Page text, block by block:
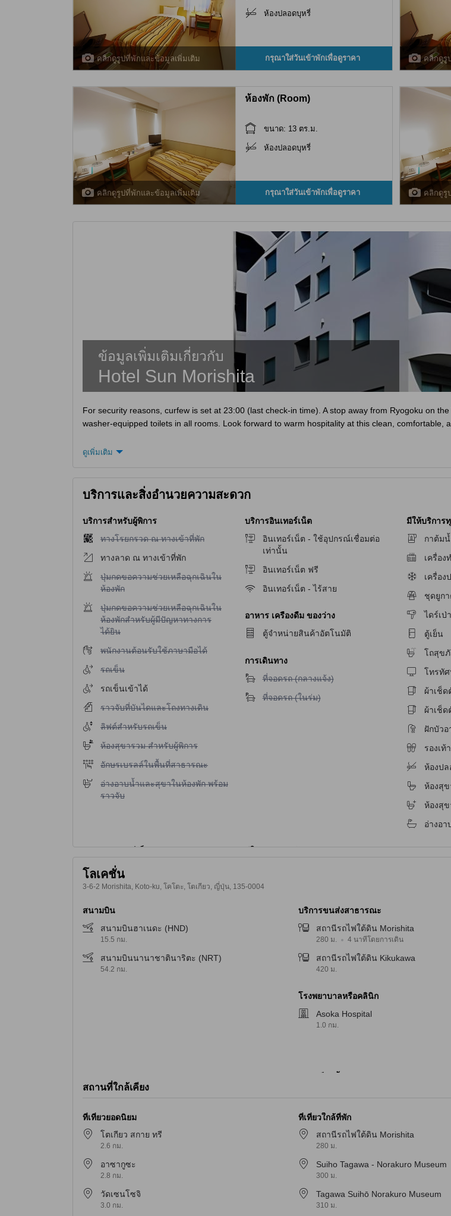
คลิกดูรูปที่พักและข้อมูลเพิ่มเติม
ห้องปลอดบุหรี่
กรุณาใส่วันเข้าพักเพื่อดูราคา คลิกดูรู
คลิกดูรูปที่พักและข้อมูลเพิ่มเติม
ห้องพัก (Room)
ขนาด: 13 ตร.ม.
ห้องปลอดบุหรี่
กรุณาใส่วันเข้าพักเพื่อดูราคา คลิกดูรู
ข้อมูลเพิ่มเติมเกี่ยวกับ
Hotel Sun Morishita
For security reasons, curfew is set at 23:00 (last check-in time). A stop away from Ryogoku on
washer-equipped toilets in all rooms. Look forward to warm hospitality at this clean, comfortable,
ดูเพิ่มเติม
บริการและสิ่งอำนวยความสะดวก
บริการสำหรับผู้พิการ
ไม่มีบริการทางโรยกรวด ณ ทางเข้าที่พัก
ทางโรยกรวด ณ ทางเข้าที่พัก
ทางลาด ณ ทางเข้าที่พัก
ไม่มีบริการปุ่มกดขอความช่วยเหลือฉุกเฉินในห้องพัก
ปุ่มกดขอความช่วยเหลือฉุกเฉินใน
ห้องพัก
ไม่มีบริการปุ่มกดขอความช่วยเหลือฉุกเฉินในห้องพักสำหรับผู้มีปัญหาทางการได้ยิน
ปุ่มกดขอความช่วยเหลือฉุกเฉินใน
ห้องพักสำหรับผู้มีปัญหาทางการ
ได้ยิน
ไม่มีบริการพนักงานต้อนรับใช้ภาษามือได้
พนักงานต้อนรับใช้ภาษามือได้
ไม่มีบริการรถเข็น
รถเข็น
รถเข็นเข้าได้
ไม่มีบริการราวจับที่บันไดและโถงทางเดิน
ราวจับที่บันไดและโถงทางเดิน
ไม่มีบริการลิฟต์สำหรับรถเข็น
ลิฟต์สำหรับรถเข็น
ไม่มีบริการห้องสุขารวม สำหรับผู้พิการ
ห้องสุขารวม สำหรับผู้พิการ
ไม่มีบริการอักษรเบรลล์ในพื้นที่สาธารณะ
อักษรเบรลล์ในพื้นที่สาธารณะ
ไม่มีบริการอ่างอาบน้ำและสุขาในห้องพัก พร้อมราวจับ
อ่างอาบน้ำและสุขาในห้องพัก พร้อม
ราวจับ
บริการอินเทอร์เน็ต
อินเทอร์เน็ต - ใช้อุปกรณ์เชื่อมต่อ
เท่านั้น
อินเทอร์เน็ต ฟรี
อินเทอร์เน็ต - ไร้สาย
อาหาร เครื่องดื่ม ของว่าง
ตู้จำหน่ายสินค้าอัตโนมัติ
การเดินทาง
ไม่มีบริการที่จอดรถ (กลางแจ้ง)
ที่จอดรถ (กลางแจ้ง)
ไม่มีบริการที่จอดรถ (ในร่ม)
ที่จอดรถ (ในร่ม)
มีให้บริการ
กาต้ม
เครื่อง
เครื่อง
ชุดยูก
ไดร์เป่
ตู้เย็น
โถสุข
โทรทั
ผ้าเช็ด
ผ้าเช็ด
ฝักบัว
รองเท้
ห้องป
ห้องสุข
ห้องสุ
อ่างอา
โลเคชั่น
3-6-2 Morishita, Koto-ku, โคโตะ, โตเกียว, ญี่ปุ่น, 135-0004
สนามบิน
สนามบินฮาเนดะ (HND)
15.5 กม.
สนามบินนานาชาตินาริตะ (NRT)
54.2 กม.
บริการขนส่งสาธารณะ
สถานีรถไฟใต้ดิน Morishita
280 ม. 4 นาทีโดยการเดิน
สถานีรถไฟใต้ดิน Kikukawa
420 ม.
โรงพยาบาลหรือคลินิก
Asoka Hospital
1.0 กม.
สถานที่ใกล้เคียง
ที่เที่ยวยอดนิยม
โตเกียว สกาย ทรี
2.6 กม.
อาซากูซะ
2.8 กม.
วัดเซนโซจิ
3.0 กม.
ที่เที่ยวใกล้ที่พัก
สถานีรถไฟใต้ดิน Morishita
280 ม.
Suiho Tagawa - Norakuro Museum
300 ม.
Tagawa Suihō Norakuro Museum
310 ม.